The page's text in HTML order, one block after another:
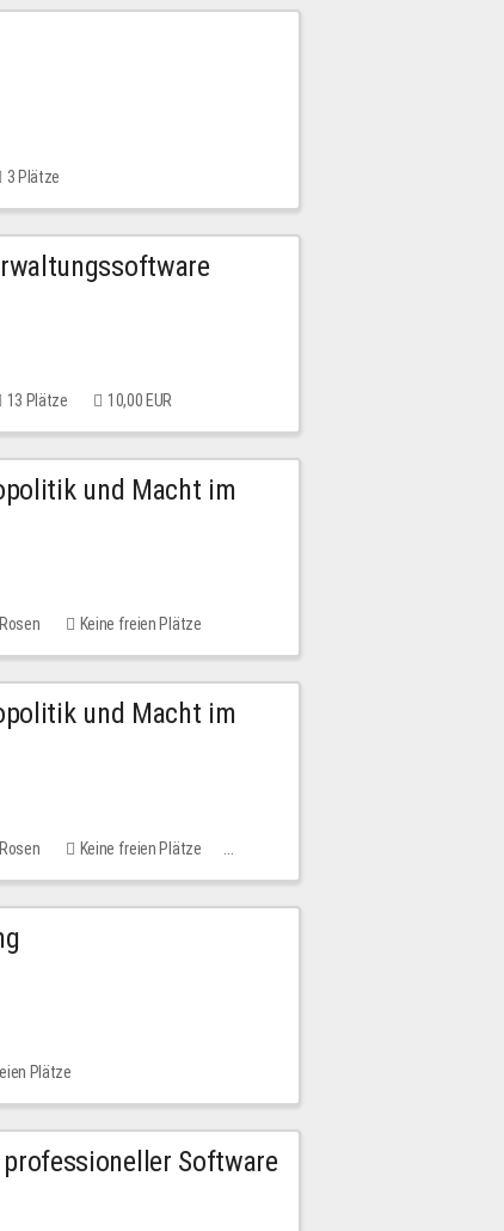
3 Plätze
13 Plätze 10,00 EUR
und Macht im
Keine freien Plätze
und Macht im
Keine freien Plätze
Plätze
Software